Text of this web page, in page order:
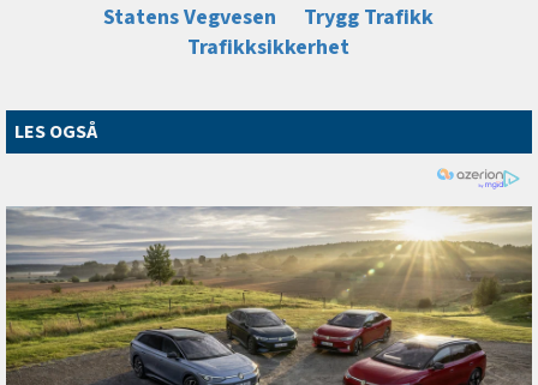
Statens Vegvesen
Trygg Trafikk
Trafikksikkerhet
LES OGSÅ